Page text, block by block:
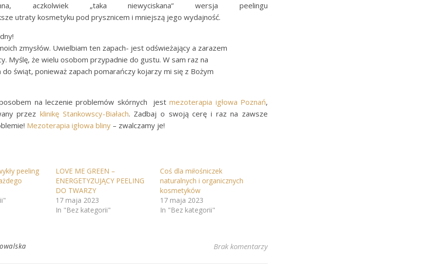
aczkolwiek „taka niewyciskana” wersja peelingu
utraty kosmetyku pod prysznicem i mniejszą jego wydajność.
zmysłów. Uwielbiam ten zapach- jest odświeżający a zarazem
Myślę, że wielu osobom przypadnie do gustu. W sam raz na
świąt, ponieważ zapach pomarańczy kojarzy mi się z Bożym
na leczenie problemów skórnych jestmezoterapia igłowa Poznań,
przez klinikę Stankowscy-Białach. Zadbaj o swoją cerę i raz na zawsze
Mezoterapia igłowa bliny – zwalczamy je!
peeling
LOVE ME GREEN –
ENERGETYZUJĄCY PEELING
DO TWARZY
17 maja 2023
In "Bez kategorii"
Coś dla miłośniczek
naturalnych i organicznych
kosmetyków
17 maja 2023
In "Bez kategorii"
Brak komentarzy